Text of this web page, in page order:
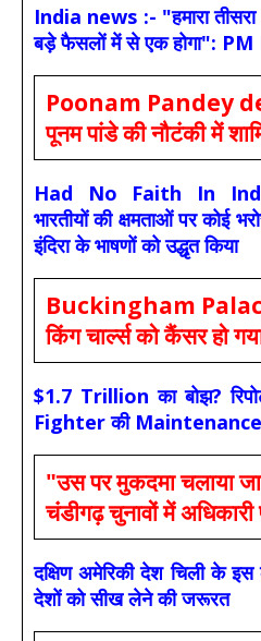
India news :- "हमारा तीसरा
बड़े फैसलों में से एक होगा":
Poonam Pandey
पूनम पांडे की नौटंकी में
Had No Faith In
भारतीयों की क्षमताओं पर कोई
इंदिरा के भाषणों को उद्धृत किया
Buckingham
किंग चार्ल्स को कैंसर हो
$1.7 Trillion का बोझ?
Fighter की
"उस पर मुकदमा चलाया
चंडीगढ़ चुनावों में अधिकारी
दक्षिण अमेरिकी देश चिली के
देशों को सीख लेने की जरूरत